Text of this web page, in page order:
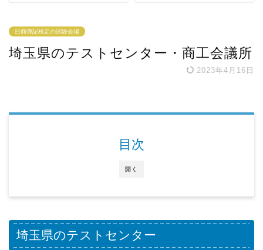
日商簿記検定の試験会場
埼玉県のテストセンター・商工会議所
2023年4月16日
開く
目次
埼玉県のテストセンター